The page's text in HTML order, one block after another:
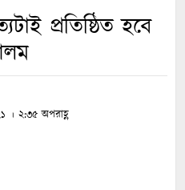
প্রতিষ্ঠিত হবে
। ২:৩৫ অপরাহ্ণ